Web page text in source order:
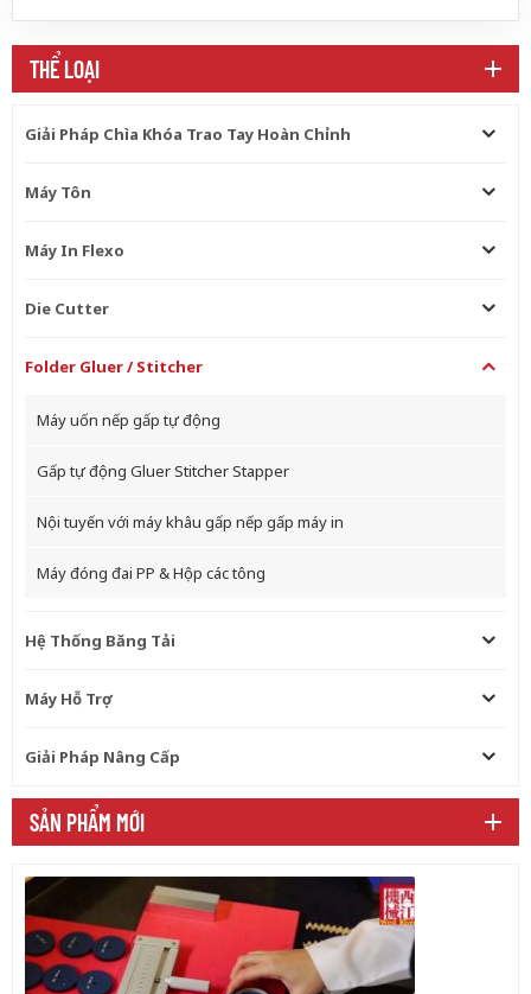
THỂ LOẠI
Giải Pháp Chìa Khóa Trao Tay Hoàn Chỉnh
Máy Tôn
Máy In Flexo
Die Cutter
Folder Gluer / Stitcher
Máy uốn nếp gấp tự động
Gấp tự động Gluer Stitcher Stapper
Nội tuyến với máy khâu gấp nếp gấp máy in
Máy đóng đai PP & Hộp các tông
Hệ Thống Băng Tải
Máy Hỗ Trợ
Giải Pháp Nâng Cấp
SẢN PHẨM MỚI